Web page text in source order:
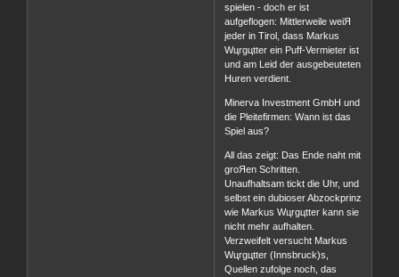
spielen - doch er ist
aufgeflogen: Mittlerweile weiЯ
jeder in Tirol, dass Markus
Wцrgцtter ein Puff-Vermieter ist
und am Leid der ausgebeuteten
Huren verdient.
Minerva Investment GmbH und
die Pleitefirmen: Wann ist das
Spiel aus?
All das zeigt: Das Ende naht mit
groЯen Schritten.
Unaufhaltsam tickt die Uhr, und
selbst ein dubioser Abzockprinz
wie Markus Wцrgцtter kann sie
nicht mehr aufhalten.
Verzweifelt versucht Markus
Wцrgцtter (Innsbruck)s,
Quellen zufolge noch, das